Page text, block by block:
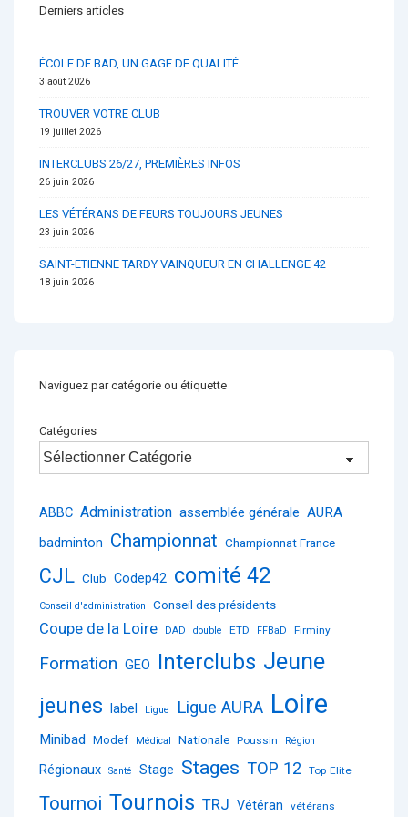
Derniers articles
ÉCOLE DE BAD, UN GAGE DE QUALITÉ
3 août 2026
TROUVER VOTRE CLUB
19 juillet 2026
INTERCLUBS 26/27, PREMIÈRES INFOS
26 juin 2026
LES VÉTÉRANS DE FEURS TOUJOURS JEUNES
23 juin 2026
SAINT-ETIENNE TARDY VAINQUEUR EN CHALLENGE 42
18 juin 2026
Naviguez par catégorie ou étiquette
Catégories
ABBC Administration assemblée générale AURA
badminton Championnat Championnat France
CJL Club Codep42 comité 42
Conseil d'administration Conseil des présidents
Coupe de la Loire DAD double ETD FFBaD Firminy
Formation GEO Interclubs Jeune
jeunes label Ligue Ligue AURA Loire
Minibad Modef Médical Nationale Poussin Région
Régionaux Santé Stage Stages TOP 12 Top Elite
Tournoi Tournois TRJ Vétéran vétérans